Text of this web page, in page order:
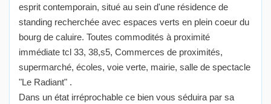
esprit contemporain, situé au sein d'une résidence de
standing recherchée avec espaces verts en plein coeur du
bourg de caluire. Toutes commodités à proximité
immédiate tcl 33, 38,s5, Commerces de proximités,
supermarché, écoles, voie verte, mairie, salle de spectacle
"Le Radiant" .
Dans un état irréprochable ce bien vous séduira par sa